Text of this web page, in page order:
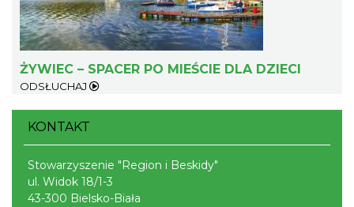
Puchar Złotego Gronia
21.89 km
ŻYWIEC – SPACER PO MIEŚCIE DLA DZIECI
ODSŁUCHAJ
KONTAKT
Stowarzyszenie "Region i Beskidy"
ul. Widok 18/1-3
43-300 Bielsko-Biała